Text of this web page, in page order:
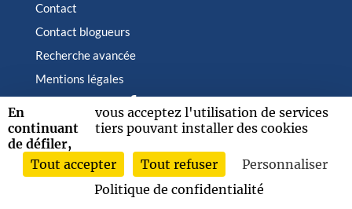
Contact
Contact blogueurs
Recherche avancée
Mentions légales
2026 © Albin Michel Imaginaire - Tous droits réservés
En
continuant
de défiler,
vous acceptez l'utilisation de services
tiers pouvant installer des cookies
Tout accepter Tout refuser
Personnaliser
Politique de confidentialité